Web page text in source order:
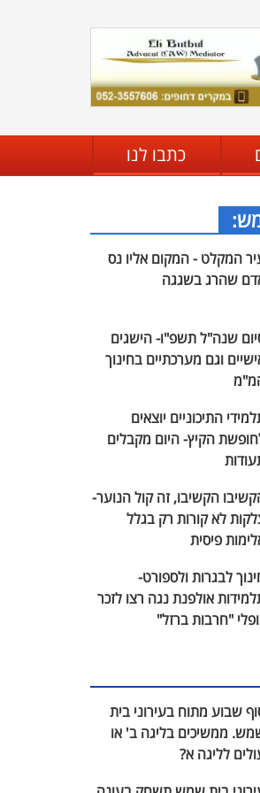
כתבו לנו
המקלט - המקום אליו נס
שהרג בשגגה
שנה"ל תשפ"ו- הישגים
וגם מערכתיים בחינוך
התיכוניים יוצאים
הקיץ- היום מקבלים
הקשיבו, זה קול הנוער-
לא קורות רק בגלל
פיסית
לבגרות ולספורט-
אולפנת נגה רצו לזכר
"חרבות ברזל"
שבוע מתוח בעירוני בית
ממשיכים בליגה ב' או
לליגה א?